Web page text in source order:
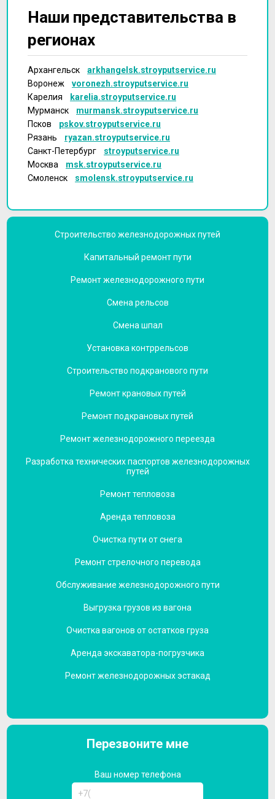
Строительство железнодорожных путей
Капитальный ремонт пути
Ремонт железнодорожного пути
Смена рельсов
Смена шпал
Установка контррельсов
Строительство подкранового пути
Ремонт крановых путей
Ремонт подкрановых путей
Ремонт железнодорожного переезда
Разработка технических паспортов железнодорожных
путей
Ремонт тепловоза
Аренда тепловоза
Очистка пути от снега
Ремонт стрелочного перевода
Обслуживание железнодорожного пути
Выгрузка грузов из вагона
Очистка вагонов от остатков груза
Аренда экскаватора-погрузчика
Ремонт железнодорожных эстакад
Перезвоните мне
Ваш номер телефона
Наши представительства в
регионах
Архангельск arkhangelsk.stroyputservice.ru
Воронеж voronezh.stroyputservice.ru
Карелия
karelia.stroyputservice.ru
Мурманск murmansk.stroyputservice.ru
Псков pskov.stroyputservice.ru
Рязань ryazan.stroyputservice.ru
Санкт-Петербург stroyputservice.ru
Москва msk.stroyputservice.ru
Смоленск smolensk.stroyputservice.ru